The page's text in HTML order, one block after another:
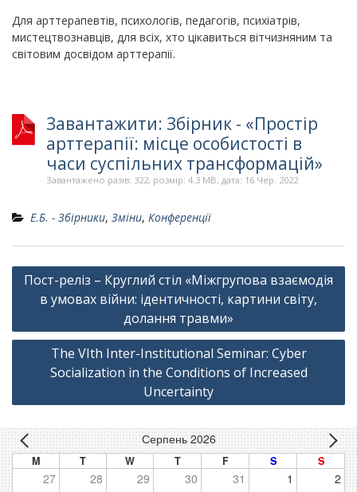
Для арттерапевтів, психологів, педагогів, психіатрів,
мистецтвознавців, для всіх, хто цікавиться вітчизняним та
світовим досвідом арттерапії.
Завантажити: Збірник - «Простір
арттерапії: місце особистості в
часи суспільних трансформацій»
Завантажено разів: 322, розмір: 4.3 MB, дата: 16 Чер. 2022
Е.Б. - Збірники, Зміни, Конференції
Навігація
записів
Пост-реліз – Круглий стіл «Міжгрупова взаємодія
в умовах війни: ідентичності, картини світу,
долання травми»
The VІth Inter-Institutional Seminar: Cyber
Socialization in the Conditions of Increased
Uncertainty
Серпень 2026
M T W T F S S
27 28 29 30 31 1 2